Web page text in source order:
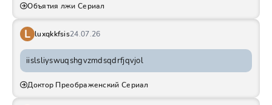
Объятия лжи Сериал
L luxqkkfsis24.07.26
iislsliyswuqshgvzmdsqdrfjqvjol
Доктор Преображенский Сериал